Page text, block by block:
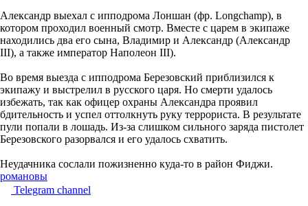
Александр выехал с ипподрома Лоншан (фр. Longchamp), в
котором проходил военный смотр. Вместе с царем в экипаже
находились два его сына, Владимир и Александр (Александр
III), а также император Наполеон III).
Во время выезда с ипподрома Березовский приблизился к
экипажу и выстрелил в русского царя. Но смерти удалось
избежать, так как офицер охраны Александра проявил
бдительность и успел оттолкнуть руку террориста. В результате
пули попали в лошадь. Из-за слишком сильного заряда пистолет
Березовского разорвался и его удалось схватить.
Неудачника сослали пожизненно куда-то в район Фиджи.
романовы
Telegram channel